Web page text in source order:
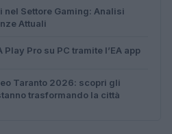
Settore Gaming: Analisi
Attuali
Pro su PC tramite l’EA app
Taranto 2026: scopri gli
trasformando la città